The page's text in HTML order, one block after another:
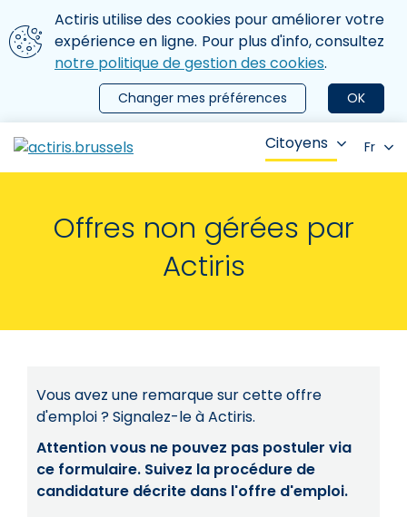
Aller au contenu principal
Nous utilisons des cookies
Actiris utilise des cookies pour améliorer votre
expérience en ligne. Pour plus d'info, consultez
notre politique de gestion des cookies.
OK
Changer mes préférences
le menu
Citoyens Fr
Offres non gérées par
Actiris
Vous avez une remarque sur cette offre
d'emploi ? Signalez-le à Actiris.
Attention vous ne pouvez pas postuler via
ce formulaire. Suivez la procédure de
candidature décrite dans l'offre d'emploi.